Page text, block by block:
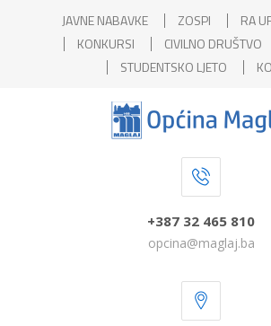
JAVNE NABAVKE ZOSPI RA
KONKURSI
CIVILNO DRUŠTVO
STUDENTSKO LJETO
+387 32 465 810
opcina@maglaj.ba